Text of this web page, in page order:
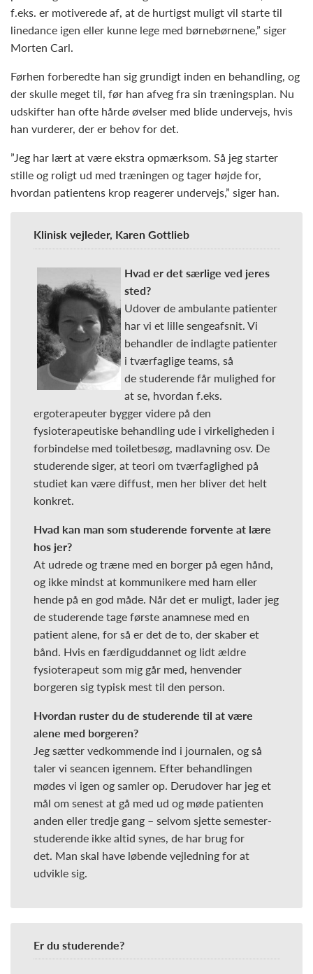
f.eks. er motiverede af, at de hurtigst muligt vil starte til
linedance igen eller kunne lege med børnebørnene,” siger
Morten Carl.
Førhen forberedte han sig grundigt inden en behandling, og
der skulle meget til, før han afveg fra sin træningsplan. Nu
udskifter han ofte hårde øvelser med blide undervejs, hvis
han vurderer, der er behov for det.
”Jeg har lært at være ekstra opmærksom. Så jeg starter
stille og roligt ud med træningen og tager højde for,
hvordan patientens krop reagerer undervejs,” siger han.
Klinisk vejleder, Karen Gottlieb
Hvad er det særlige ved jeres
sted?
Udover de ambulante patienter
har vi et lille sengeafsnit. Vi
behandler de indlagte patienter
i tværfaglige teams, så
de studerende får mulighed for
at se, hvordan f.eks.
ergoterapeuter bygger videre på den
fysioterapeutiske behandling ude i virkeligheden i
forbindelse med toiletbesøg, madlavning osv. De
studerende siger, at teori om tværfaglighed på
studiet kan være diffust, men her bliver det helt
konkret.
Hvad kan man som studerende forvente at lære
hos jer?
At udrede og træne med en borger på egen hånd,
og ikke mindst at kommunikere med ham eller
hende på en god måde. Når det er muligt, lader jeg
de studerende tage første anamnese med en
patient alene, for så er det de to, der skaber et
bånd. Hvis en færdiguddannet og lidt ældre
fysioterapeut som mig går med, henvender
borgeren sig typisk mest til den person.
Hvordan ruster du de studerende til at være
alene med borgeren?
Jeg sætter vedkommende ind i journalen, og så
taler vi seancen igennem. Efter behandlingen
mødes vi igen og samler op. Derudover har jeg et
mål om senest at gå med ud og møde patienten
anden eller tredje gang – selvom sjette semester-
studerende ikke altid synes, de har brug for
det. Man skal have løbende vejledning for at
udvikle sig.
Er du studerende?